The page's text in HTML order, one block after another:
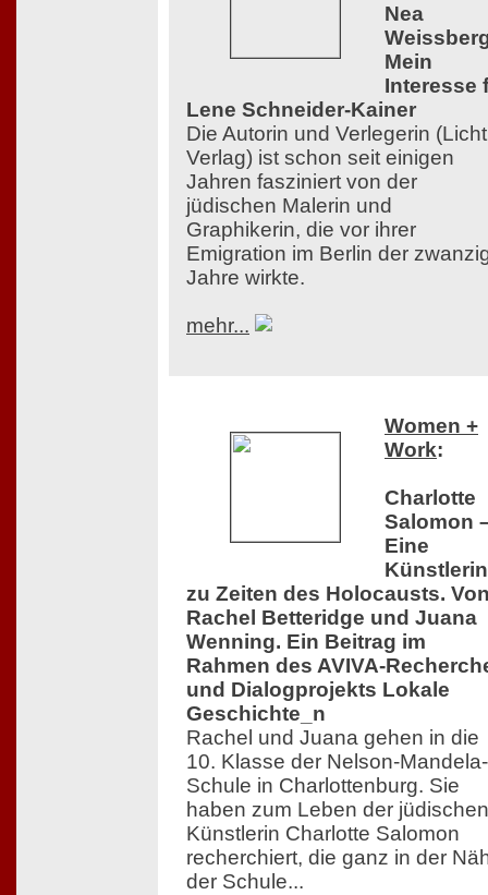
Nea
Mein
Interesse
Lene Schneider-Kainer
Die Autorin und Verlegerin
Verlag) ist schon seit einigen
Jahren fasziniert von der
jüdischen Malerin und
Graphikerin, die vor ihrer
Emigration im Berlin der
Jahre wirkte.
mehr...
Women +
Work:
Charlotte
Salomon
Eine
Künstlerin
zu Zeiten des Holocausts.
Rachel Betteridge und Juana
Wenning. Ein Beitrag im
Rahmen des AVIVA-
und Dialogprojekts Lokale
Geschichte_n
Rachel und Juana gehen in die
10. Klasse der Nelson-Mandela-
Schule in Charlottenburg. Sie
haben zum Leben der jüdischen
Künstlerin Charlotte Salomon
recherchiert, die ganz in der
der Schule...